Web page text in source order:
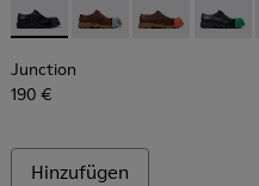
Herren.
Wildleder-Schuhe für
001
Junction - K100872-029 -
Junction - K100872-
Junction -
Junction
190 €
Hinzufügen